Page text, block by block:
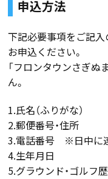
申込方法
下記必要事項をご記入
お申込ください。
「フロンタウンさぎぬ
ん。
1.氏名（ふりがな）
2.郵便番号・住所
3.電話番号 ※日中に
4.生年月日
5.グラウンド・ゴルフ歴